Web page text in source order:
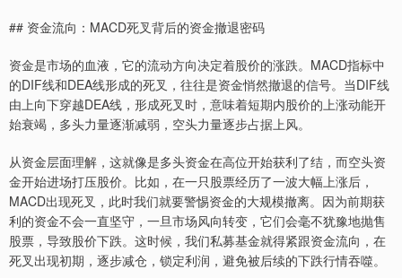
## 资金流向：MACD死叉背后的资金撤退密码
资金是市场的血液，它的流动方向决定着股价的涨跌。MACD指标中
的DIF线和DEA线形成的死叉，往往是资金悄然撤退的信号。当DIF线
由上向下穿越DEA线，形成死叉时，意味着短期内股价的上涨动能开
始衰竭，多头力量逐渐减弱，空头力量逐步占据上风。
从资金层面理解，这就像是多头资金在高位开始获利了结，而空头资
金开始进场打压股价。比如，在一只股票经历了一波大幅上涨后，
MACD出现死叉，此时我们就要警惕资金的大规模撤离。因为前期获
利的资金不会一直坚守，一旦市场风向转变，它们会毫不犹豫地抛售
股票，导致股价下跌。这时候，我们私募基金就得紧跟资金流向，在
死叉出现初期，逐步减仓，锁定利润，避免被后续的下跌行情吞噬。